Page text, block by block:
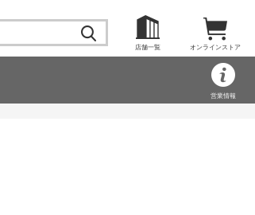
オンラインストア
店舗一覧
営業情報